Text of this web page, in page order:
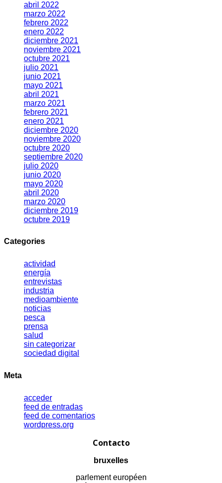
abril 2022
marzo 2022
febrero 2022
enero 2022
diciembre 2021
noviembre 2021
octubre 2021
julio 2021
junio 2021
mayo 2021
abril 2021
marzo 2021
febrero 2021
enero 2021
diciembre 2020
noviembre 2020
octubre 2020
septiembre 2020
julio 2020
junio 2020
mayo 2020
abril 2020
marzo 2020
diciembre 2019
octubre 2019
Categories
actividad
energía
entrevistas
industria
medioambiente
noticias
pesca
prensa
salud
sin categorizar
sociedad digital
Meta
acceder
feed de entradas
feed de comentarios
wordpress.org
Contacto
bruxelles
parlement européen